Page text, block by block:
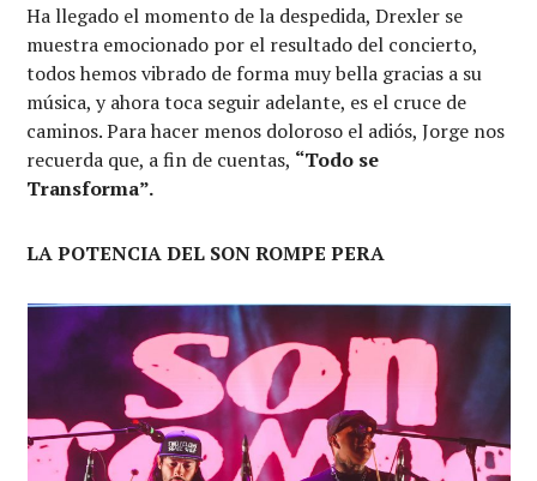
Ha llegado el momento de la despedida, Drexler se
muestra emocionado por el resultado del concierto,
todos hemos vibrado de forma muy bella gracias a su
música, y ahora toca seguir adelante, es el cruce de
caminos. Para hacer menos doloroso el adiós, Jorge nos
recuerda que, a fin de cuentas, “Todo se
Transforma”.
LA POTENCIA DEL SON ROMPE PERA